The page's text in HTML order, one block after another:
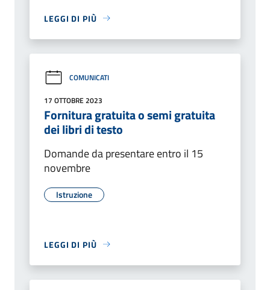
LEGGI DI PIÙ
COMUNICATI
17 OTTOBRE 2023
Fornitura gratuita o semi gratuita
dei libri di testo
Domande da presentare entro il 15
novembre
Istruzione
LEGGI DI PIÙ